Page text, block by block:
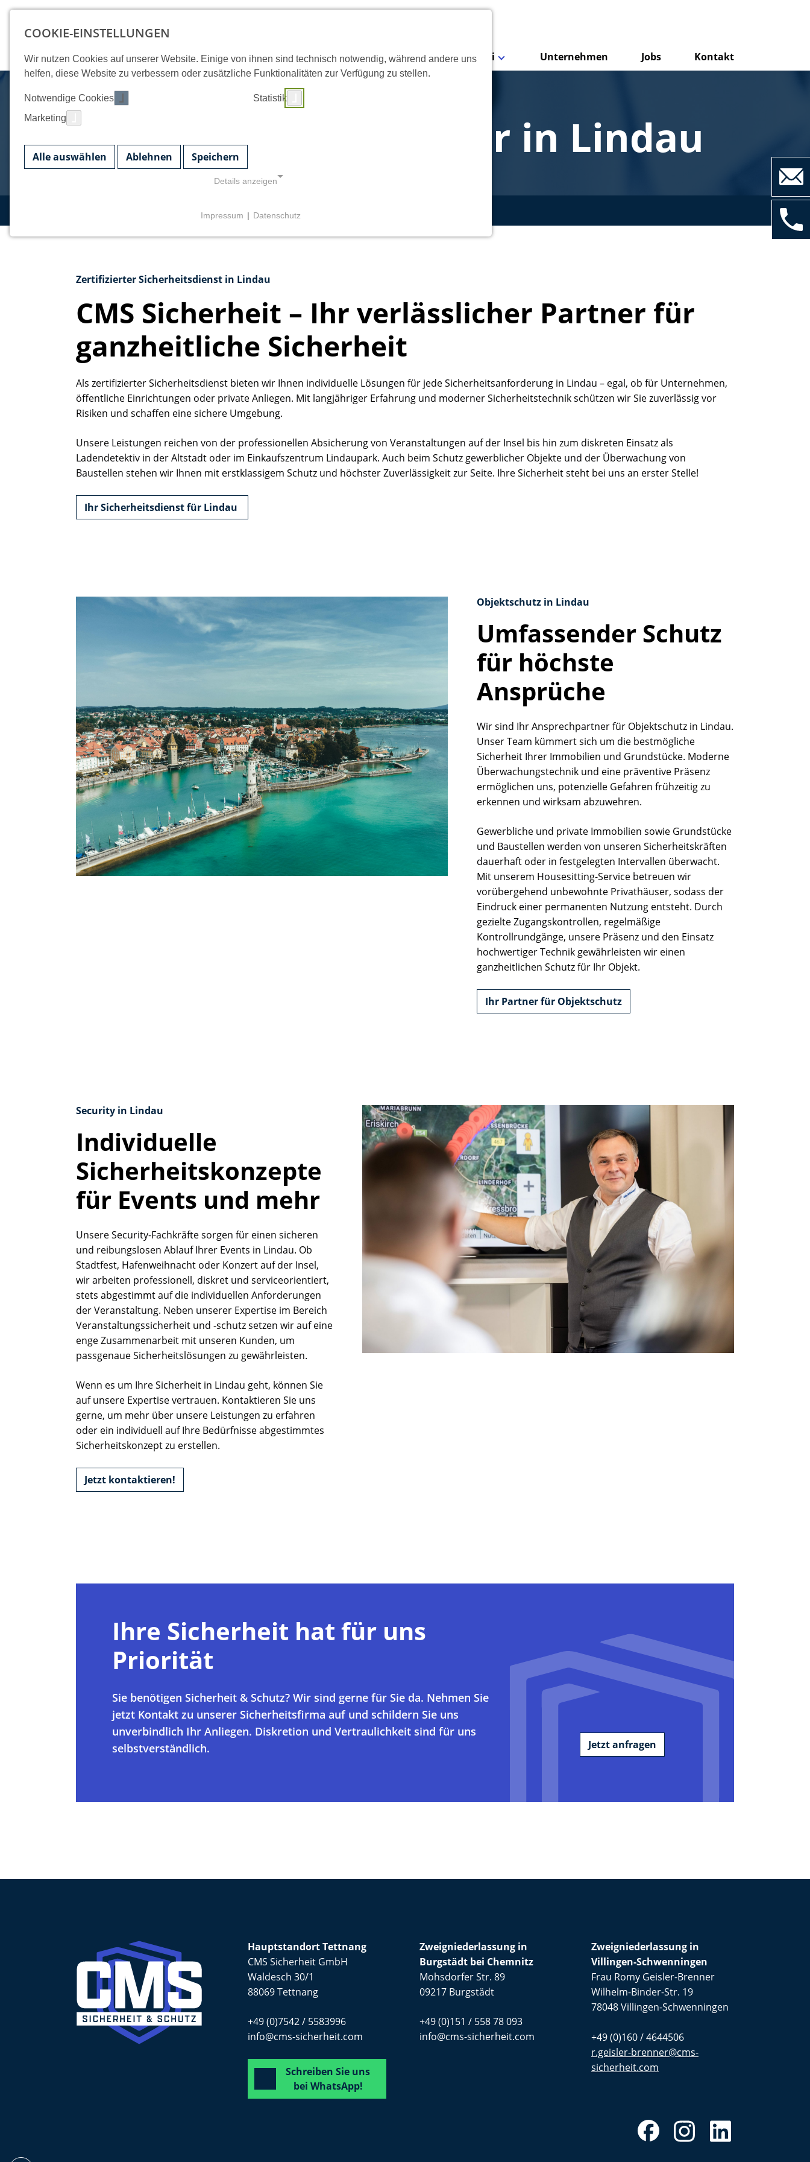
Sicherheitsdienst Detektei Unternehmen Jobs Kontakt
Ihr Sicherheitspartner in Lindau
SICHERHEITSDIENST IN LINDAU
Zertifizierter Sicherheitsdienst in Lindau
CMS Sicherheit – Ihr verlässlicher Partner für
ganzheitliche Sicherheit
Als zertifizierter Sicherheitsdienst bieten wir Ihnen individuelle Lösungen für jede Sicherheitsanforderung in Lindau – egal, ob für Unternehmen,
öffentliche Einrichtungen oder private Anliegen. Mit langjähriger Erfahrung und moderner Sicherheitstechnik schützen wir Sie zuverlässig vor
Risiken und schaffen eine sichere Umgebung.
Unsere Leistungen reichen von der professionellen Absicherung von Veranstaltungen auf der Insel bis hin zum diskreten Einsatz als
Ladendetektiv in der Altstadt oder im Einkaufszentrum Lindaupark. Auch beim Schutz gewerblicher Objekte und der Überwachung von
Baustellen stehen wir Ihnen mit erstklassigem Schutz und höchster Zuverlässigkeit zur Seite. Ihre Sicherheit steht bei uns an erster Stelle!
Ihr Sicherheitsdienst für Lindau
Objektschutz in Lindau
Umfassender Schutz
für höchste
Ansprüche
Wir sind Ihr Ansprechpartner für Objektschutz in Lindau.
Unser Team kümmert sich um die bestmögliche
Sicherheit Ihrer Immobilien und Grundstücke. Moderne
Überwachungstechnik und eine präventive Präsenz
ermöglichen uns, potenzielle Gefahren frühzeitig zu
erkennen und wirksam abzuwehren.
Gewerbliche und private Immobilien sowie Grundstücke
und Baustellen werden von unseren Sicherheitskräften
dauerhaft oder in festgelegten Intervallen überwacht.
Mit unserem Housesitting-Service betreuen wir
vorübergehend unbewohnte Privathäuser, sodass der
Eindruck einer permanenten Nutzung entsteht. Durch
gezielte Zugangskontrollen, regelmäßige
Kontrollrundgänge, unsere Präsenz und den Einsatz
hochwertiger Technik gewährleisten wir einen
ganzheitlichen Schutz für Ihr Objekt.
Ihr Partner für Objektschutz
Security in Lindau
Individuelle
Sicherheitskonzepte
für Events und mehr
Unsere Security-Fachkräfte sorgen für einen sicheren
und reibungslosen Ablauf Ihrer Events in Lindau. Ob
Stadtfest, Hafenweihnacht oder Konzert auf der Insel,
wir arbeiten professionell, diskret und serviceorientiert,
stets abgestimmt auf die individuellen Anforderungen
der Veranstaltung. Neben unserer Expertise im Bereich
Veranstaltungssicherheit und -schutz setzen wir auf eine
enge Zusammenarbeit mit unseren Kunden, um
passgenaue Sicherheitslösungen zu gewährleisten.
Wenn es um Ihre Sicherheit in Lindau geht, können Sie
auf unsere Expertise vertrauen. Kontaktieren Sie uns
gerne, um mehr über unsere Leistungen zu erfahren
oder ein individuell auf Ihre Bedürfnisse abgestimmtes
Sicherheitskonzept zu erstellen.
Jetzt kontaktieren!
Ihre Sicherheit hat für uns
Priorität
Sie benötigen Sicherheit & Schutz? Wir sind gerne für Sie da. Nehmen Sie
jetzt Kontakt zu unserer Sicherheitsfirma auf und schildern Sie uns
unverbindlich Ihr Anliegen. Diskretion und Vertraulichkeit sind für uns
selbstverständlich.
Jetzt anfragen
Hauptstandort Tettnang
CMS Sicherheit GmbH
Waldesch 30/1
88069 Tettnang
+49 (0)7542 / 5583996
info@cms-sicherheit.com
Schreiben Sie uns
bei WhatsApp!
Zweigniederlassung in
Burgstädt bei Chemnitz
Mohsdorfer Str. 89
09217 Burgstädt
+49 (0)151 / 558 78 093
info@cms-sicherheit.com
Zweigniederlassung in
Villingen-Schwenningen
Frau Romy Geisler-Brenner
Wilhelm-Binder-Str. 19
78048 Villingen-Schwenningen
+49 (0)160 / 4644506
r.geisler-brenner@cms-
sicherheit.com
COOKIE-EINSTELLUNGEN
Wir nutzen Cookies auf unserer Website. Einige von ihnen sind technisch notwendig, während andere uns
helfen, diese Website zu verbessern oder zusätzliche Funktionalitäten zur Verfügung zu stellen.
Notwendige Cookies
Statistik
Marketing
Alle auswählen Ablehnen Speichern
Details anzeigen
Einverständnis Cookie
Anbieter:
Managen von Consent-Einstellungen
STATISTIK
Statistik Cookies erfassen Informationen anonym. Diese Informationen helfen uns zu verstehen, wie
unsere Besucher unsere Website nutzen.
Google Analytics
_ga, _gid, _gac_gb_
Erhebung von Statistiken zur Website-Nutzung
Anbieter: Google LLC
Marketing Cookies werden von Drittanbietern verwendet, um personalisierte Werbung anzuzeigen.
Google Ads
_guid, _gcl_aw, _gcl_au, test_cookie, IDE
Anbieter: Google Ireland Limited
Conversion-Tracking
Cookie Laufzeit: 12 Monate
Facebook Pixel
messaging_plugin_#, fr, _fbp, pxcelBcnLcy
Impressum | Datenschutz